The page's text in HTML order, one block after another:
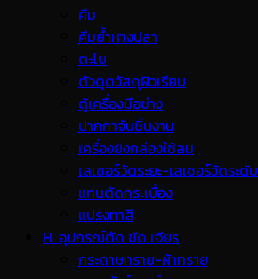
คีม
คีมย้ำหางปลา
ตะไบ
ตัวดูดวัสดุผิวเรียบ
ตู้เครื่องมือช่าง
ปากกาจับชิ้นงาน
เครื่องยิงกล่องใช้ลม
เลเซอร์วัดระยะ-เลเซอร์วัดระดับ
แท่นตัดกระเบื้อง
แปรงทาสี
H. อุปกรณ์ตัด ขัด เจียร
กระดาษทราย-ผ้าทราย